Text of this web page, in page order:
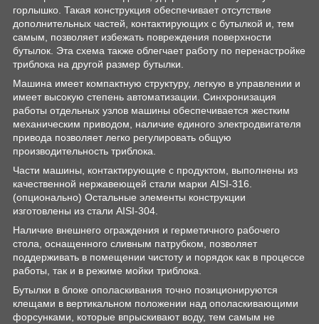
горлышко. Такая конструкция обеспечивает отсутствие
дополнительных частей, контактирующих с бутылкой и, тем
самым, позволяет избежать повреждения поверхности
бутылок. Эта схема также облегчает работу по перенастройке
триблока на другой размер бутылки.
Машина имеет компактную структуру, легкую в управлении и
имеет высокую степень автоматизации. Синхронизация
работы отдельных узлов машины обеспечивается жестким
механическим приводом, наличие единого электродвигателя
привода позволяет легко регулировать общую
производительность триблока.
Части машины, контактирующие с продуктом, выполнены из
качественной нержавеющей стали марки AISI-316.
(опционально) Остальные элементы конструкции
изготовлены из стали AISI-304.
Наличие внешнего ограждения и герметичного рабочего
стола, оснащенного сливным патрубком, позволяет
поддерживать в помещении чистоту и порядок как в процессе
работы, так и в режиме мойки триблока.
Бутылки в блоке ополаскивания точно позиционируются
клещами в вертикальном положении над ополаскивающими
форсунками, которые впрыскивают воду, тем самым не